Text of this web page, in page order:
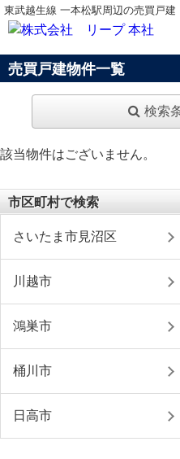
東武越生線 一本松駅周辺の売買戸
売買戸建物件一覧
検索
該当物件はございません。
市区町村で検索
さいたま市見沼区
川越市
鴻巣市
桶川市
日高市